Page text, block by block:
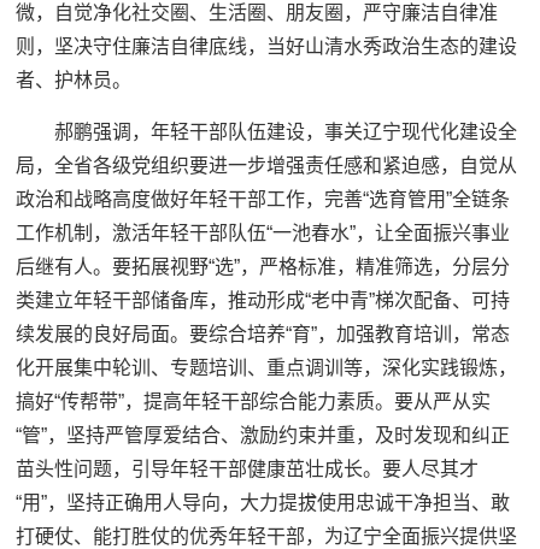
微，自觉净化社交圈、生活圈、朋友圈，严守廉洁自律准
则，坚决守住廉洁自律底线，当好山清水秀政治生态的建设
者、护林员。
郝鹏强调，年轻干部队伍建设，事关辽宁现代化建设全
局，全省各级党组织要进一步增强责任感和紧迫感，自觉从
政治和战略高度做好年轻干部工作，完善“选育管用”全链条
工作机制，激活年轻干部队伍“一池春水”，让全面振兴事业
后继有人。要拓展视野“选”，严格标准，精准筛选，分层分
类建立年轻干部储备库，推动形成“老中青”梯次配备、可持
续发展的良好局面。要综合培养“育”，加强教育培训，常态
化开展集中轮训、专题培训、重点调训等，深化实践锻炼，
搞好“传帮带”，提高年轻干部综合能力素质。要从严从实
“管”，坚持严管厚爱结合、激励约束并重，及时发现和纠正
苗头性问题，引导年轻干部健康茁壮成长。要人尽其才
“用”，坚持正确用人导向，大力提拔使用忠诚干净担当、敢
打硬仗、能打胜仗的优秀年轻干部，为辽宁全面振兴提供坚